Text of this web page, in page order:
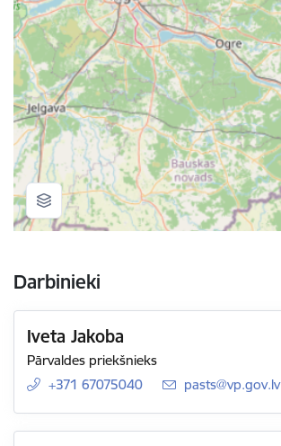
Darbinieki
Iveta Jakoba
Pārvaldes priekšnieks
+371 67075040
E-pasts:
pasts@vp.gov.lv